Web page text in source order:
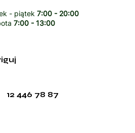
- piątek 7:00 - 20:00
7:00 - 13:00
12 446 78 87